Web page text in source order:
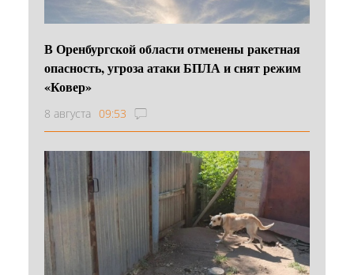
В Оренбургской области отменены ракетная
опасность, угроза атаки БПЛА и снят режим
«Ковер»
8 августа 09:53